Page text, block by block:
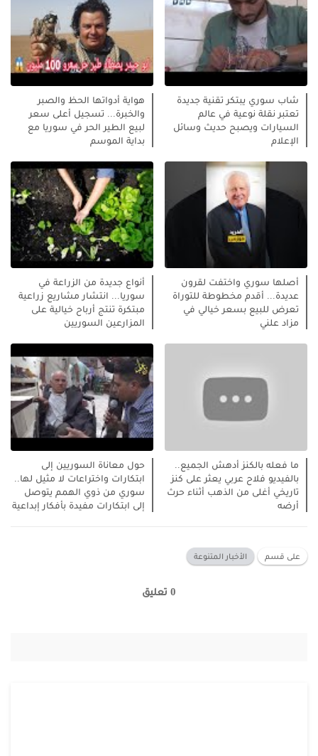
شاب سوري يبتكر تقنية جديدة
تعتبر نقلة نوعية في عالم
السيارات ويصبح حديث وسائل
الإعلام
هواية أدواتها الحظ والصبر
والخبرة... تسجيل أعلى سعر
لبيع الطير الحر في سوريا مع
بداية الموسم
أصلها سوري واختفت لقرون
عديدة... أقدم مخطوطة للتوراة
تعرض للبيع بسعر خيالي في
مزاد علني
أنواع جديدة من الزراعة في
سوريا... انتشار مشاريع زراعية
مبتكرة تنتج أرباح خيالية على
المزارعين السوريين
ما فعله بالكنز أدهش الجميع..
بالفيديو فلاح عربي يعثر على كنز
تاريخي أغلى من الذهب أثناء حرث
أرضه
حول معاناة السوريين إلى
ابتكارات واختراعات لا مثيل لها..
سوري من ذوي الهمم يتوصل
إلى ابتكارات مفيدة بأفكار إبداعية
على قسم الأخبار المتنوعة
0 تعليق